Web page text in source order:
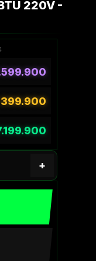
220V -
+